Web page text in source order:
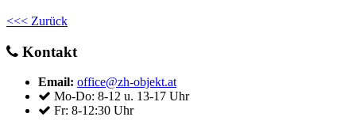
<<< Zurück
Kontakt
Email: office@zh-objekt.at
Mo-Do: 8-12 u. 13-17 Uhr
Fr: 8-12:30 Uhr